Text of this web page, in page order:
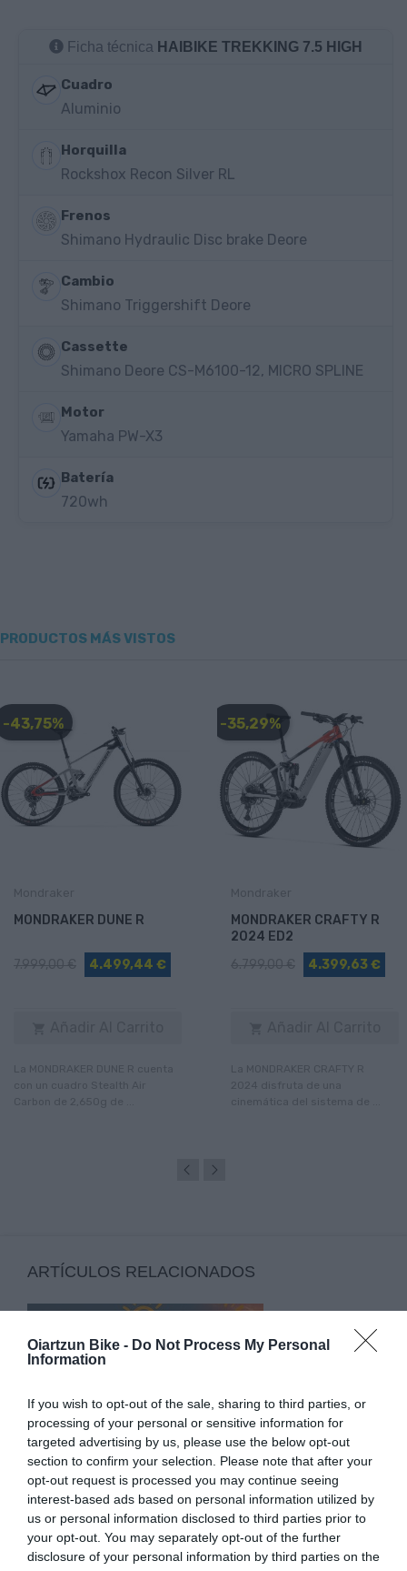
Oiartzun Bike - Do Not Process My Personal
Information
If you wish to opt-out of the sale, sharing to third parties, or
processing of your personal or sensitive information for
targeted advertising by us, please use the below opt-out
section to confirm your selection. Please note that after your
opt-out request is processed you may continue seeing
interest-based ads based on personal information utilized by
us or personal information disclosed to third parties prior to
your opt-out. You may separately opt-out of the further
disclosure of your personal information by third parties on the
Ficha técnica HAIBIKE TREKKING 7.5 HIGH
Cuadro
Aluminio
Horquilla
Rockshox Recon Silver RL
Frenos
Shimano Hydraulic Disc brake Deore
Cambio
Shimano Triggershift Deore
Cassette
Shimano Deore CS-M6100-12, MICRO SPLINE
Motor
Yamaha PW-X3
Batería
720wh
PRODUCTOS MÁS VISTOS
-43,75%
MONDRAKER DUNE R
4.499,44 €
-35,29%
MONDRAKER CRAFTY R
2024 ED2
4.399,63 €
ARTÍCULOS RELACIONADOS
COMIENZA EL VERANO 2026: EL MOMENTO
PERFECTO PARA DISFRUTAR DE LA BICICLETA
Tanto si eres de los que aprovechan cualquier momento
para salir con la bicicleta de montaña, como si prefieres la...